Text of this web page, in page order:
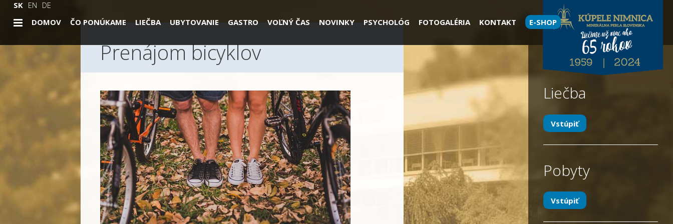
SK EN DE
DOMOV
ČO PONÚKAME LIEČBA UBYTOVANIE GASTRO VOĽNÝ ČAS NOVINKY PSYCHOLÓG FOTOGALÉRIA KONTAKT E-SHOP
Prenájom bicyklov
Liečba
Vstúpiť
Pobyty
Vstúpiť